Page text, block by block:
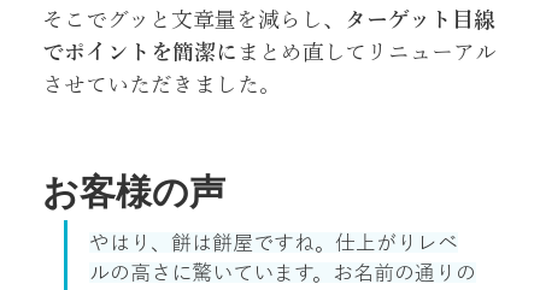
そこでグッと文章量を減らし、
ターゲット目線
でポイントを簡潔に まとめ直してリニューアル
させていただきました。
お客様の声
やはり、餅は餅屋ですね。仕上がりレベ
ルの高さに驚いています。お名前の通りの